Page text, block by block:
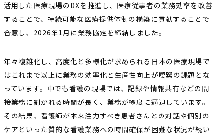
活用した医療現場のDXを推進し、医療従事者の業務効率を改善
することで、持続可能な医療提供体制の構築に貢献することで
合意し、2026年1月に業務協定を締結しました。
年々複雑化し、高度化と多様化が求められる日本の医療現場で
はこれまで以上に業務の効率化と生産性向上が喫緊の課題とな
っています。中でも看護の現場では、記録や情報共有などの間
接業務に割かれる時間が長く、業務が極度に逼迫しています。
その結果、看護師が本来注力すべき患者さんとの対話や個別の
ケアといった質的な看護業務への時間確保が困難な状況が続い